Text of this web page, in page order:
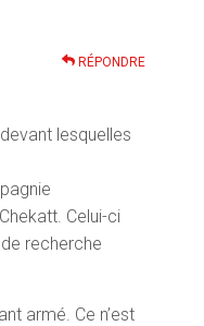
RÉPONDRE
lesquelles
Celui-ci
recherche
armé. Ce n’est